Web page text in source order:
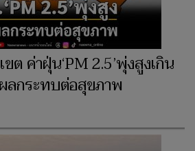
ขต ค่าฝุ่น‘PM 2.5’พุ่งสูงเกิน
ลกระทบต่อสุขภาพ